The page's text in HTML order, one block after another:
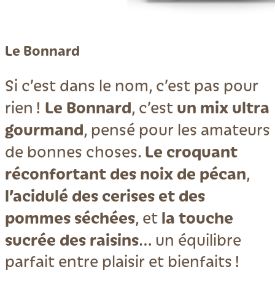
Le Bonnard
Si c’est dans le nom, c’est pas pour
rien ! Le Bonnard, c’est un mix ultra
gourmand, pensé pour les amateurs
de bonnes choses. Le croquant
réconfortant des noix de pécan,
l’acidulé des cerises et des
pommes séchées, et la touche
sucrée des raisins… un équilibre
parfait entre plaisir et bienfaits !